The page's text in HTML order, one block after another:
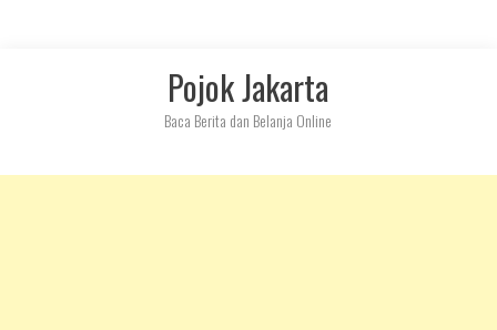
Pojok Jakarta
Baca Berita dan Belanja Online